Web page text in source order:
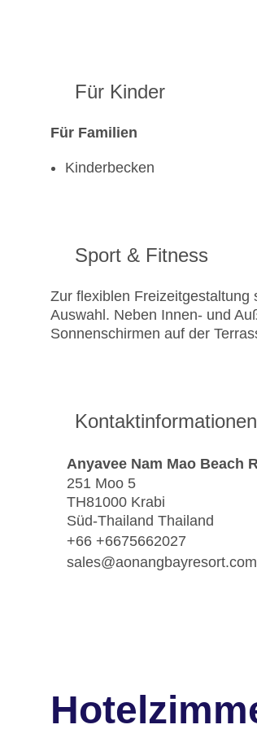
Für Kinder
Für Familien
Kinderbecken
Sport & Fitness
Zur flexiblen
Auswahl. Neben Innen- und
Sonnenschirmen auf der
Kontaktinformationen
Anyavee Nam Mao Beach
251 Moo 5
TH81000 Krabi
Süd-Thailand Thailand
+66 +6675662027
sales@aonangbayresort.com